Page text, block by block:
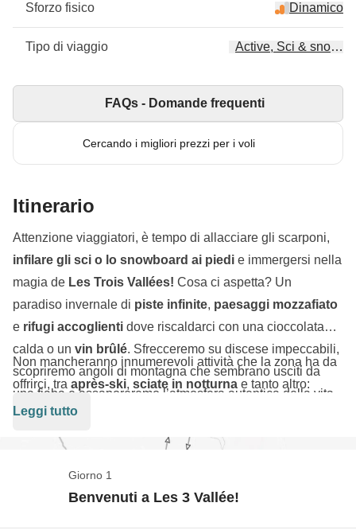
Sforzo fisico Dinamico
Tipo di viaggio Active, Sci &
Cercando i migliori prezzi per i voli
FAQs - Domande frequenti
Itinerario
Attenzione viaggiatori, è tempo di allacciare gli scarponi,
infilare gli sci o lo snowboard ai piedi e immergersi nella
magia de Les Trois Vallées! Cosa ci aspetta? Un
paradiso invernale di piste infinite, paesaggi mozzafiato
e rifugi accoglienti dove riscaldarci con una cioccolata
calda o un vin brûlé. Sfrecceremo su discese impeccabili,
scopriremo angoli di montagna che sembrano usciti da
una fiaba e assaporeremo l’atmosfera autentica della vita
alpina.
Non mancheranno innumerevoli attività che la zona ha da
offrirci, tra après-ski, sciate in notturna e tanto altro:
avremo solo l'imbarazzo della scelta. Per non parlare delle
durante una bella sciata! Durante questa settimana bianca,
ogni curva sarà un’
un ricordo da portare nel cuore. Se non sei mai stato nel
Leggi tutto
Giorno 1
Benvenuti a Les 3 Vallée!